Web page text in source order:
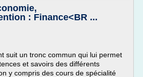
: Finance<BR ...
suit un tronc commun qui lui permet
et savoirs des différents
y compris des cours de spécialité